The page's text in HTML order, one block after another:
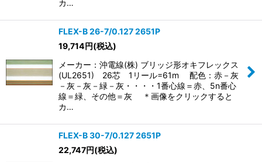
カ…
FLEX-B 26-7/0.127 2651P
19,714円(税込)
メーカー：沖電線(株) ブリッジ形オキフレックス
(UL2651) 26芯 1リール=61m 配色：赤－灰
－灰－灰－緑－灰・・・・1番心線＝赤、5n番心
線＝緑、その他＝灰 ＊画像をクリックすると
カ…
FLEX-B 30-7/0.127 2651P
22,747円(税込)